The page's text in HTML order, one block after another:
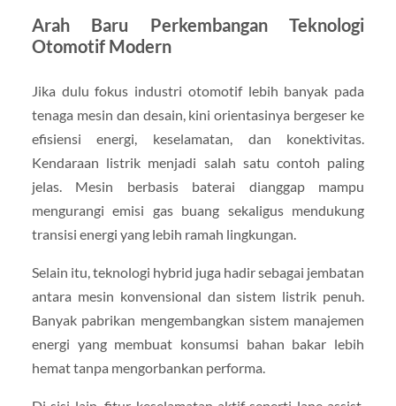
Arah Baru Perkembangan Teknologi
Otomotif Modern
Jika dulu fokus industri otomotif lebih banyak pada
tenaga mesin dan desain, kini orientasinya bergeser ke
efisiensi energi, keselamatan, dan konektivitas.
Kendaraan listrik menjadi salah satu contoh paling
jelas. Mesin berbasis baterai dianggap mampu
mengurangi emisi gas buang sekaligus mendukung
transisi energi yang lebih ramah lingkungan.
Selain itu, teknologi hybrid juga hadir sebagai jembatan
antara mesin konvensional dan sistem listrik penuh.
Banyak pabrikan mengembangkan sistem manajemen
energi yang membuat konsumsi bahan bakar lebih
hemat tanpa mengorbankan performa.